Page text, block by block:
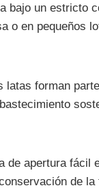
bajo un estricto
o en pequeños
forman
de apertura
de